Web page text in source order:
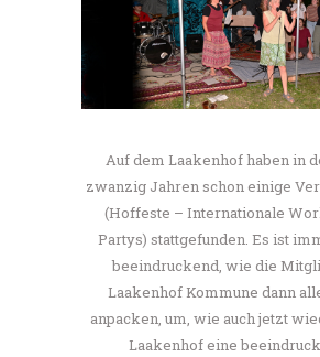
Auf dem Laakenhof haben in
zwanzig Jahren schon einige
(Hoffeste – Internationale
Partys) stattgefunden. Es ist
beeindruckend, wie die
Laakenhof Kommune dann
anpacken, um, wie auch jetzt
Laakenhof eine